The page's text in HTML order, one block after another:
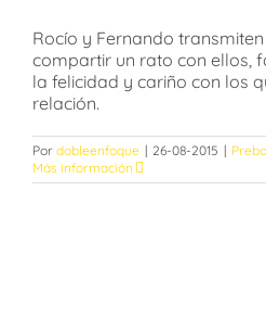
Rocío y Fernando
compartir un rato con ellos,
la felicidad y cariño con los
relación.
Por dobleenfoque | 26-08-2015 |
Más información